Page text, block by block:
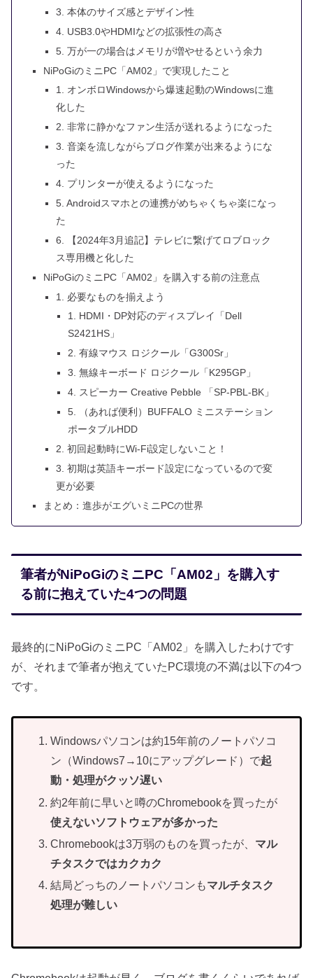
3. 本体のサイズ感とデザイン性
4. USB3.0やHDMIなどの拡張性の高さ
5. 万が一の場合はメモリが増やせるという余力
NiPoGiのミニPC「AM02」で実現したこと
1. オンボロWindowsから爆速起動のWindowsに進
化した
2. 非常に静かなファン生活が送れるようになった
3. 音楽を流しながらブログ作業が出来るようにな
った
4. プリンターが使えるようになった
5. Androidスマホとの連携がめちゃくちゃ楽になっ
た
6. 【2024年3月追記】テレビに繋げてロブロック
ス専用機と化した
NiPoGiのミニPC「AM02」を購入する前の注意点
1. 必要なものを揃えよう
1. HDMI・DP対応のディスプレイ「Dell
S2421HS」
2. 有線マウス ロジクール「G300Sr」
3. 無線キーボード ロジクール「K295GP」
4. スピーカー Creative Pebble 「SP-PBL-BK」
5. （あれば便利）BUFFALO ミニステーション
ポータブルHDD
2. 初回起動時にWi-Fi設定しないこと！
3. 初期は英語キーボード設定になっているので変
更が必要
まとめ：進歩がエグいミニPCの世界
筆者がNiPoGiのミニPC「AM02」を購入す
る前に抱えていた4つの問題
最終的にNiPoGiのミニPC「AM02」を購入したわけです
が、それまで筆者が抱えていたPC環境の不満は以下の4つ
です。
Windowsパソコンは約15年前のノートパソコ
ン（Windows7→10にアップグレード）で起
動・処理がクッソ遅い
約2年前に早いと噂のChromebookを買ったが
使えないソフトウェアが多かった
Chromebookは3万弱のものを買ったが、 マル
チタスクではカクカク
結局どっちのノートパソコンもマルチタスク
処理が難しい